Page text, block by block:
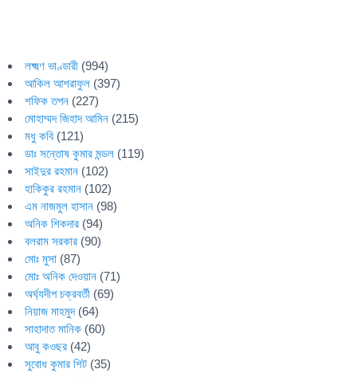
লক্ষ্মণ ভাণ্ডারী (994)
আকিল আশরাফুল (397)
শফিক তপন (227)
মোহাম্মদ জিহাদ আমিন (215)
মধু কবি (121)
ডাঃ সন্তোষ কুমার মন্ডল (119)
সাইদুর রহমান (102)
হাকিকুর রহমান (102)
এম নাজমুল হাসান (98)
অনিক শিকদার (94)
বলরাম সরকার (90)
মোঃ মুসা (87)
মোঃ অনিক দেওয়ান (71)
অর্ঘ্যদীপ চক্রবর্তী (69)
নিয়াজ মাহমুদ(64)
সাহাদাত মানিক (60)
আবু কওছর (42)
সুবোধ কুমার শিট (35)